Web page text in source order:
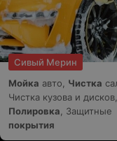
Сивый Мерин
Мойка авто, Чистка
Чистка кузова и дисков,
Полировка , Защитные
покрытия